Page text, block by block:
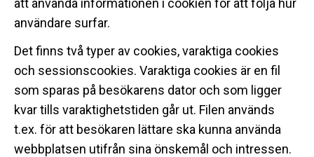
att använda informationen i cookien för att följa hur
användare surfar.
Det finns två typer av cookies, varaktiga cookies
och sessionscookies. Varaktiga cookies är en fil
som sparas på besökarens dator och som ligger
kvar tills varaktighetstiden går ut. Filen används
t.ex. för att besökaren lättare ska kunna använda
webbplatsen utifrån sina önskemål och intressen.